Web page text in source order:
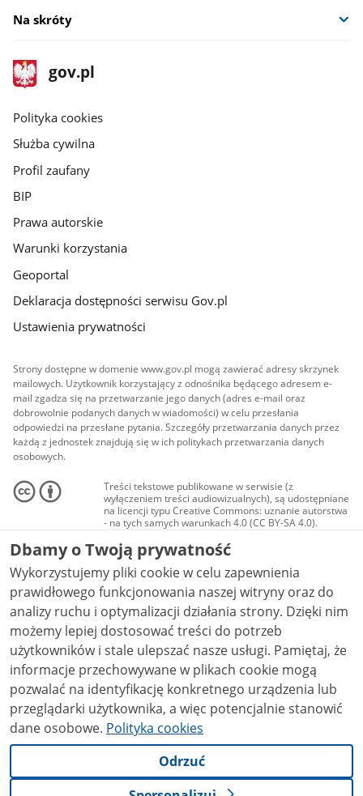
Na skróty
stopka
gov.pl
Strona
gov.pl
gov.pl
Polityka cookies
Służba cywilna
Profil zaufany
BIP
Prawa autorskie
Warunki korzystania
Geoportal
Deklaracja dostępności serwisu Gov.pl
Ustawienia prywatności
Strony dostępne w domenie www.gov.pl mogą zawierać adresy skrzynek
mailowych. Użytkownik korzystający z odnośnika będącego adresem e-
mail zgadza się na przetwarzanie jego danych (adres e-mail oraz
dobrowolnie podanych danych w wiadomości) w celu przesłania
odpowiedzi na przesłane pytania. Szczegóły przetwarzania danych przez
każdą z jednostek znajdują się w ich politykach przetwarzania danych
osobowych.
Treści tekstowe publikowane w serwisie (z
wyłączeniem treści audiowizualnych), są udostępniane
na licencji typu Creative Commons: uznanie autorstwa
- na tych samych warunkach 4.0 (CC BY-SA 4.0).
Materiały audiowizualne, w tym zdjęcia, materiały
audio i wideo, są udostępniane na licencji typu
Creative Commons: uznanie autorstwa użycie
niekomercyjne - bez utworów zależnych 4.0 (CC BY-
NC-ND 4.0), o ile nie jest to stwierdzone inaczej.
Dbamy o Twoją prywatność
Wykorzystujemy pliki cookie w celu zapewnienia
prawidłowego funkcjonowania naszej witryny oraz do
analizy ruchu i optymalizacji działania strony. Dzięki nim
możemy lepiej dostosować treści do potrzeb
użytkowników i stale ulepszać nasze usługi. Pamiętaj, że
informacje przechowywane w plikach cookie mogą
pozwalać na identyfikację konkretnego urządzenia lub
przeglądarki użytkownika, a więc potencjalnie stanowić
dane osobowe. Polityka cookies
Odrzuć